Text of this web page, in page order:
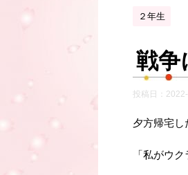
２年生
戦争
投稿日：
夕方帰宅し
「私がウ